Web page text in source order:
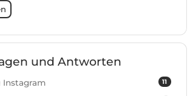
und Antworten
11
Instagram